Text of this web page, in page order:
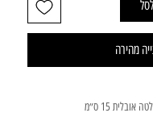
מהירה
15 ס״מ